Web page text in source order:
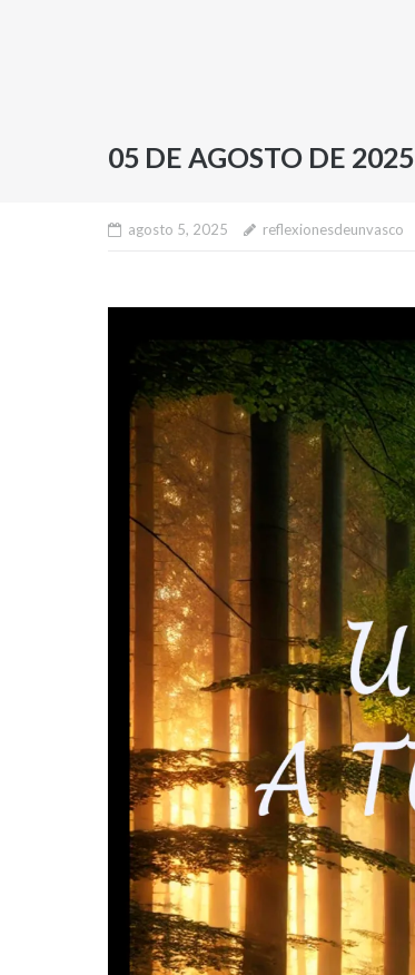
05 DE AGOSTO DE 2025
agosto 5, 2025 reflexionesdeunvasco